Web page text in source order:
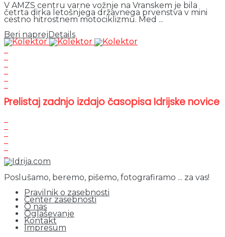
V AMZS centru varne vožnje na Vranskem je bila
četrta dirka letošnjega državnega prvenstva v mini
cestno hitrostnem motociklizmu. Med ...
Beri naprej Details
Prelistaj zadnjo izdajo časopisa Idrijske novice
Poslušamo, beremo, pišemo, fotografiramo ... za vas!
Pravilnik o zasebnosti
Center zasebnosti
O nas
Oglaševanje
Kontakt
Impresum